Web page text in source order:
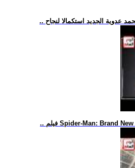
عدوية الجديد استكمالا لنجاح